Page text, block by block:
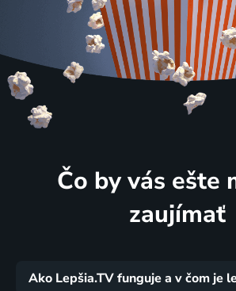
Čo by vás ešte
zaujímať
Ako Lepšia.TV funguje a v čom je